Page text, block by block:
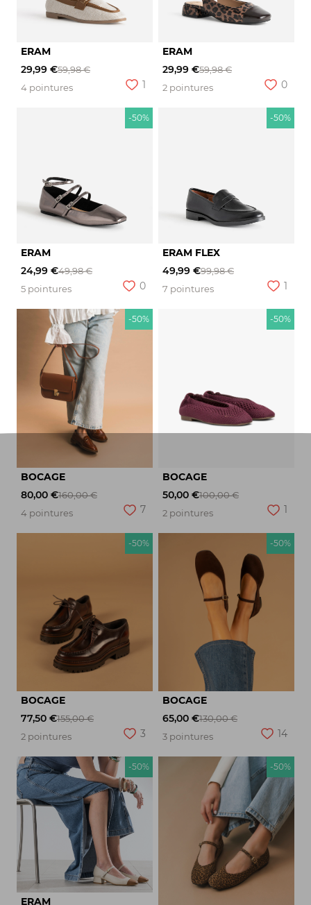
ERAM
29,99 €59,98 €
4 pointures
1
ERAM
29,99 €59,98 €
2 pointures
0
-50%
ERAM
24,99 €49,98 €
5 pointures
0
-50%
ERAM FLEX
49,99 €99,98 €
7 pointures
1
-50%
BOCAGE
80,00 €160,00 €
4 pointures
7
-50%
BOCAGE
50,00 €100,00 €
2 pointures
1
-50%
BOCAGE
77,50 €155,00 €
2 pointures
3
-50%
BOCAGE
65,00 €130,00 €
3 pointures
14
-50%
ERAM
-50%